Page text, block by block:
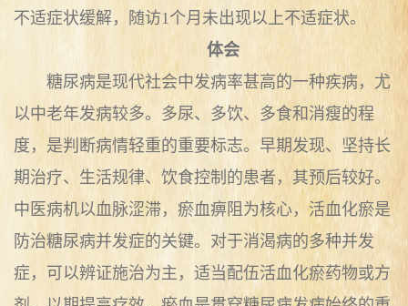
不适症状缓解，随访1个月未出现以上不适症状。
体会
糖尿病是现代社会中发病率甚高的一种疾病，尤
以中老年发病较多。多尿、多饮、多食和消瘦的程
度，是判断病情轻重的重要标志。早期发现、坚持长
期治疗、生活规律、饮食控制的患者，其预后较好。
中医病机以血脉涩滞，瘀血痹阻为核心，活血化瘀是
防治糖尿病并发症的关键。对于消渴病的多种并发
症，可以辨证施治为主，适当配伍活血化瘀药物或方